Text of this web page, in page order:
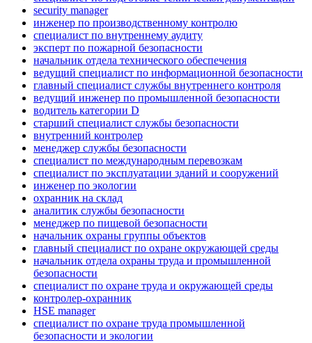
security manager
инженер по производственному контролю
специалист по внутреннему аудиту
эксперт по пожарной безопасности
начальник отдела технического обеспечения
ведущий специалист по информационной безопасности
главный специалист службы внутреннего контроля
ведущий инженер по промышленной безопасности
водитель категории D
старший специалист службы безопасности
внутренний контролер
менеджер службы безопасности
специалист по международным перевозкам
специалист по эксплуатации зданий и сооружений
инженер по экологии
охранник на склад
аналитик службы безопасности
менеджер по пищевой безопасности
начальник охраны группы объектов
главный специалист по охране окружающей среды
начальник отдела охраны труда и промышленной
безопасности
специалист по охране труда и окружающей среды
контролер-охранник
HSE manager
специалист по охране труда промышленной
безопасности и экологии